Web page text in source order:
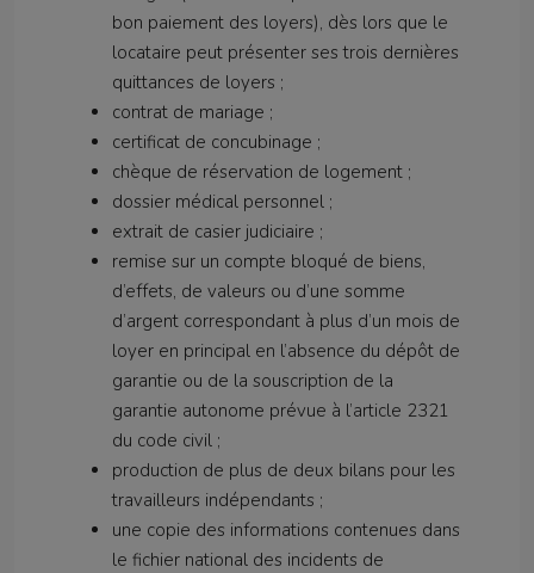
bon paiement des loyers), dès lors que le
locataire peut présenter ses trois dernières
quittances de loyers ;
contrat de mariage ;
certificat de concubinage ;
chèque de réservation de logement ;
dossier médical personnel ;
extrait de casier judiciaire ;
remise sur un compte bloqué de biens,
d’effets, de valeurs ou d’une somme
d’argent correspondant à plus d’un mois de
loyer en principal en l’absence du dépôt de
garantie ou de la souscription de la
garantie autonome prévue à l’article 2321
du code civil ;
production de plus de deux bilans pour les
travailleurs indépendants ;
une copie des informations contenues dans
le fichier national des incidents de